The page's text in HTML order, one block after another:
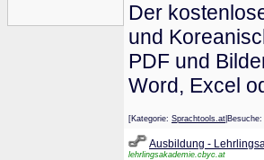
Der
und
PDF und
Word, Excel
[Kategorie: Sprachtools.at
Ausbildung -
lehrlingsakademie.cbyc.at